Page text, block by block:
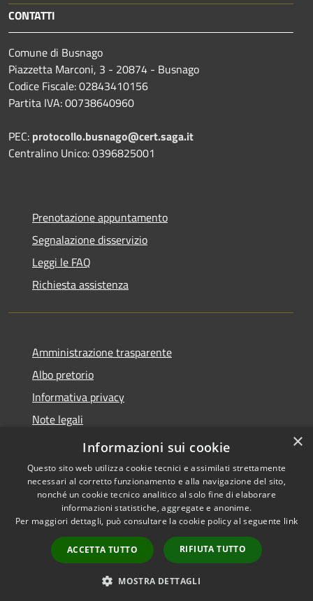
CONTATTI
Comune di Busnago
Piazzetta Marconi, 3 - 20874 - Busnago
Codice Fiscale: 02843410156
Partita IVA: 00738640960
PEC: protocollo.busnago@cert.saga.it
Centralino Unico: 0396825001
Prenotazione appuntamento
Segnalazione disservizio
Leggi le FAQ
Richiesta assistenza
Amministrazione trasparente
Albo pretorio
Informativa privacy
Note legali
Dichiarazione di accessibilità
Accessibilità
Copyright © 2026 • Comune di
Busnago • Powered by
Municipium•
Accesso
redazione
×
Informazioni sui cookie
Questo sito web utilizza cookie tecnici e assimilati strettamente
necessari al corretto funzionamento e alla navigazione del sito,
nonché un cookie tecnico analitico al solo fine di elaborare
informazioni statistiche, aggregate e anonime.
Per maggiori dettagli, può consultare la cookie policy al seguente link
ACCETTA TUTTO RIFIUTA TUTTO
MOSTRA DETTAGLI